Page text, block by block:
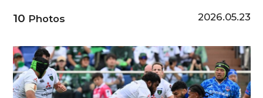
10 Photos 2026.05.23